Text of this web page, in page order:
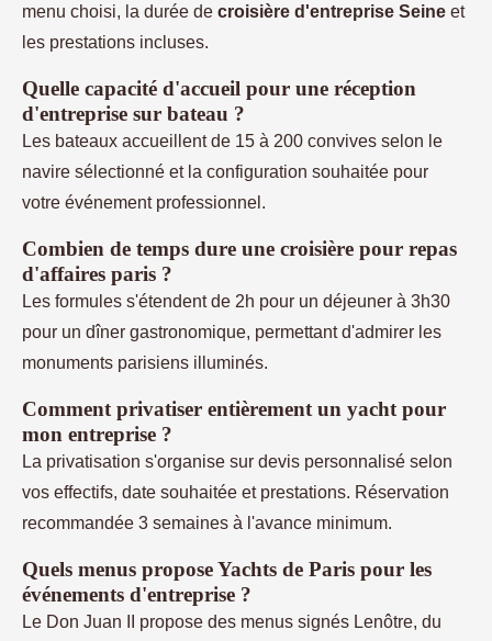
menu choisi, la durée de croisière d'entreprise Seine et
les prestations incluses.
Quelle capacité d'accueil pour une réception
d'entreprise sur bateau ?
Les bateaux accueillent de 15 à 200 convives selon le
navire sélectionné et la configuration souhaitée pour
votre événement professionnel.
Combien de temps dure une croisière pour repas
d'affaires paris ?
Les formules s'étendent de 2h pour un déjeuner à 3h30
pour un dîner gastronomique, permettant d'admirer les
monuments parisiens illuminés.
Comment privatiser entièrement un yacht pour
mon entreprise ?
La privatisation s'organise sur devis personnalisé selon
vos effectifs, date souhaitée et prestations. Réservation
recommandée 3 semaines à l'avance minimum.
Quels menus propose Yachts de Paris pour les
événements d'entreprise ?
Le Don Juan II propose des menus signés Lenôtre, du